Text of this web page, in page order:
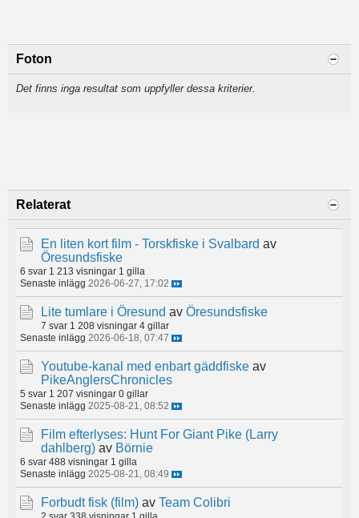
Foton
Det finns inga resultat som uppfyller dessa kriterier.
Relaterat
En liten kort film - Torskfiske i Svalbard av
Öresundsfiske
6 svar 1 213 visningar 1 gilla
Senaste inlägg 2026-06-27, 17:02
Lite tumlare i Öresund av Öresundsfiske
7 svar 1 208 visningar 4 gillar
Senaste inlägg 2026-06-18, 07:47
Youtube-kanal med enbart gäddfiske av
PikeAnglersChronicles
5 svar 1 207 visningar 0 gillar
Senaste inlägg 2025-08-21, 08:52
Film efterlyses: Hunt For Giant Pike (Larry
dahlberg) av Börnie
6 svar 488 visningar 1 gilla
Senaste inlägg 2025-08-21, 08:49
Forbudt fisk (film) av Team Colibri